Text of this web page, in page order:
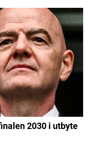
2030 i utbyte